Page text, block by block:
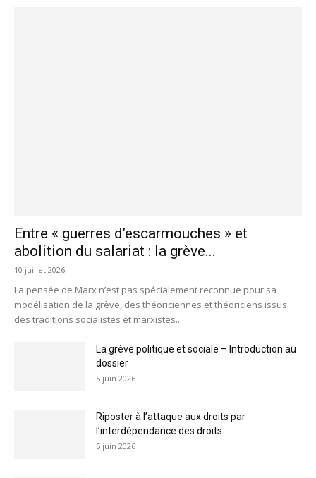
Entre « guerres d’escarmouches » et
abolition du salariat : la grève...
10 juillet 2026
La pensée de Marx n’est pas spécialement reconnue pour sa
modélisation de la grève, des théoriciennes et théoriciens issus
des traditions socialistes et marxistes...
La grève politique et sociale – Introduction au
dossier
5 juin 2026
Riposter à l’attaque aux droits par
l’interdépendance des droits
5 juin 2026